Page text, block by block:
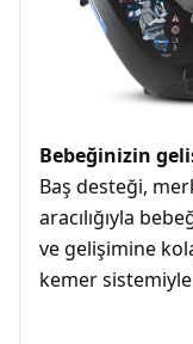
Bebeğinizin
Baş desteği,
aracılığıyla
ve gelişimine
kemer